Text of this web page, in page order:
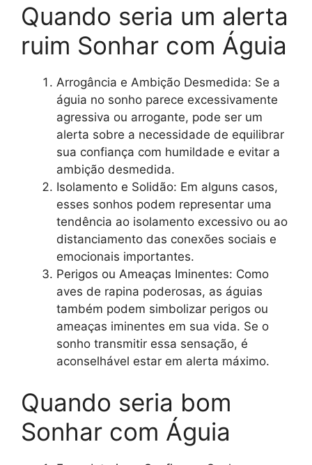
Quando seria um alerta
ruim Sonhar com Águia
Arrogância e Ambição Desmedida: Se a
águia no sonho parece excessivamente
agressiva ou arrogante, pode ser um
alerta sobre a necessidade de equilibrar
sua confiança com humildade e evitar a
ambição desmedida.
Isolamento e Solidão: Em alguns casos,
esses sonhos podem representar uma
tendência ao isolamento excessivo ou ao
distanciamento das conexões sociais e
emocionais importantes.
Perigos ou Ameaças Iminentes: Como
aves de rapina poderosas, as águias
também podem simbolizar perigos ou
ameaças iminentes em sua vida. Se o
sonho transmitir essa sensação, é
aconselhável estar em alerta máximo.
Quando seria bom
Sonhar com Águia